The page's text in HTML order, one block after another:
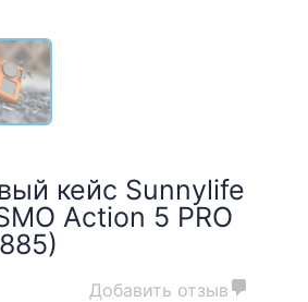
кейс Sunnylife
Action 5 PRO
Добавить отзыв